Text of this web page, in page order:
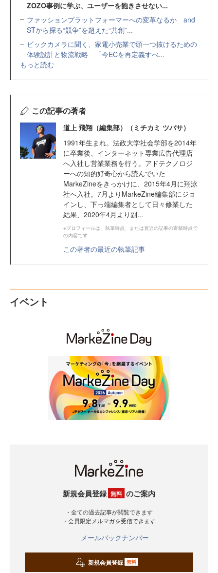
ZOZO事例に学ぶ、ユーザーを飽きさせない...
ファッションプラットフォーマーへの変革なるか and
STから探る“競争”を超えた“共創”...
ビックカメラに聞く、家電小売業で頭一つ抜けるための
体験設計と物流戦略 「今ECを再定義すべ...
もっと読む
この記事の著者
道上 飛翔（編集部）（ミチカミ ツバサ）
1991年生まれ。法政大学社会学部を2014年
に卒業後、インターネット専業広告代理店
へ入社し営業業務を行う。アドテクノロジ
ーへの知的好奇心から読んでいた
MarkeZineをきっかけに、2015年4月に翔泳
社へ入社。7月よりMarkeZine編集部にジョ
インし、下っ端編集者として日々修業した
結果、2020年4月より副...
※プロフィールは、執筆時点、または直近の記事の寄稿時点で
の内容です
この著者の最近の執筆記事
イベント
新規会員登録 無料 のご案内
・全ての過去記事が閲覧できます
・会員限定メルマガを受信できます
メールバックナンバー
新規会員登録 無料